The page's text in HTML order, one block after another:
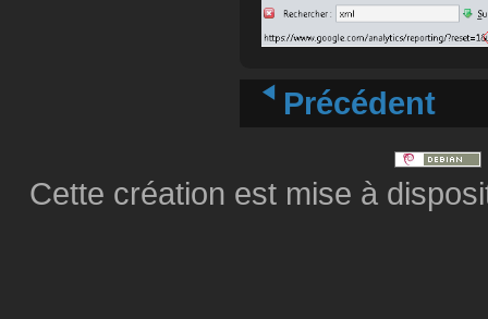
Précédent
Cette création est mise à